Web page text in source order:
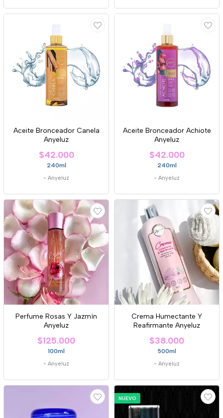
Aceite Bronceador Canela
Anyeluz
$42.000
240ml
- Anyeluz
Aceite Bronceador Achiote
Anyeluz
$42.000
240ml
- Anyeluz
Perfume Rosas Y Jazmín
Anyeluz
$125.000
100ml
- Anyeluz
Crema Humectante Y
Reafirmante Anyeluz
$38.000
500ml
- Anyeluz
NUEVO